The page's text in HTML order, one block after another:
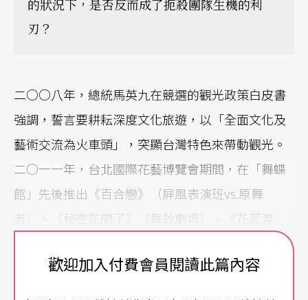
的狀況下，是否反而成了扼殺團隊生機的利
刃？
二○○八年，總統馬英九在競選的觀光政策白皮書
強調，誓言要耕耘深度文化旅遊，以「全面文化及
藝術交流為火車頭」，突顯台灣特色來帶動觀光。
二○一一年，台北國際花藝博覽會期間，在「舞蝶
館」先後推出《百合戀》（屏風表演班vs.原舞
者）、《秘密花開了》（舞鈴劇場）、《花蕊渡
自世界各地的觀光客更了解台灣的文創藝術。花博
歡迎加入付費會員閱讀此篇內容